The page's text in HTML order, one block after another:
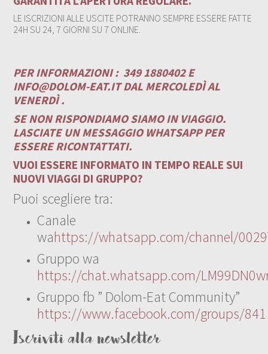
LE ISCRIZIONI ALLE USCITE POTRANNO SEMPRE ESSERE FATTE
24H SU 24, 7 GIORNI SU 7 ONLINE.
PER INFORMAZIONI : 349 1880402 E
INFO@DOLOM-EAT.ITDAL MERCOLEDÌ AL
VENERDÌ .
SE NON RISPONDIAMO SIAMO IN VIAGGIO.
LASCIATE UN MESSAGGIO WHATSAPP PER
ESSERE RICONTATTATI.
VUOI ESSERE INFORMATO IN TEMPO REALE SUI
NUOVI VIAGGI DI GRUPPO?
Puoi scegliere tra:
Canale
wahttps://whatsapp.com/channel/
Gruppo wa
https://chat.whatsapp.com/
Gruppo fb ” Dolom-Eat Community”
https://www.facebook.com/groups/
Iscriviti alla newsletter